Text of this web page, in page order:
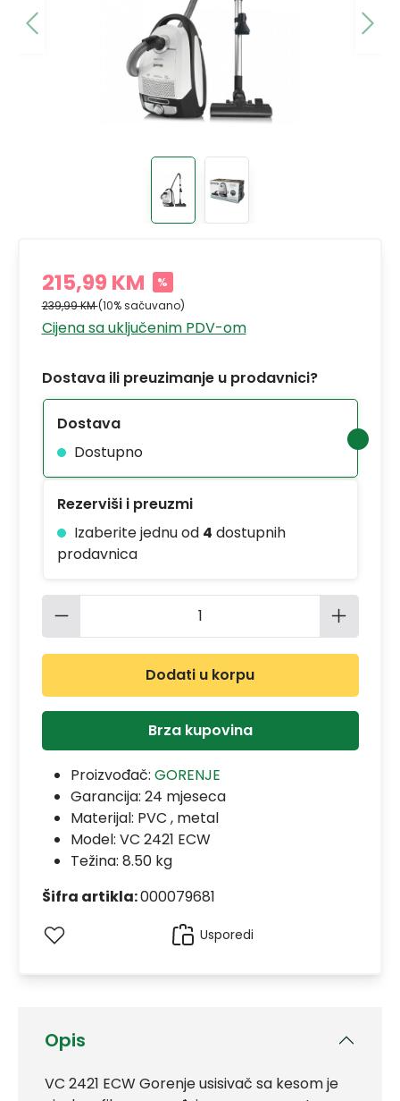
Opis
VC 2421 ECW Gorenje usisivač sa kesom je
215,99 KM %
239,99 KM(10% sačuvano)
Cijena sa uključenim PDV-om
Dostava ili preuzimanje u prodavnici?
Dostava
Dostupno
Rezerviši i preuzmi
Izaberite jednu od 4 dostupnih
prodavnica
Količina proizvoda: Unesite
Dodati u korpu
Brza kupovina
Proizvođač: GORENJE
Garancija: 24 mjeseca
Materijal: PVC , metal
Model: VC 2421 ECW
Težina: 8.50 kg
Šifra artikla:000079681
Usporedi